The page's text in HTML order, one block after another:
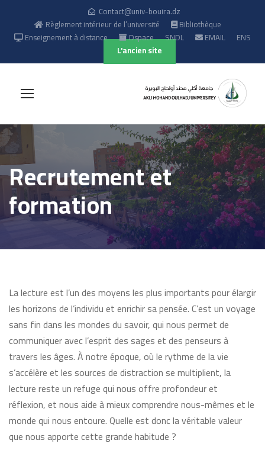
Contact@univ-bouira.dz
Règlement intérieur de l’université
Bibliothèque
Enseignement à distance
Dspace SNDL EMAIL
ENS
L'ancien site
Recrutement et
formation
La lecture est l’un des moyens les plus importants pour élargir
les horizons de l’individu et enrichir sa pensée. C’est un voyage
sans fin dans les mondes du savoir, qui nous permet de
communiquer avec l’esprit des sages et des penseurs à
travers les âges. À notre époque, où le rythme de la vie
s’accélère et les sources de distraction se multiplient, la
lecture reste un refuge qui nous offre profondeur et
réflexion, et nous aide à mieux comprendre nous-mêmes et le
monde qui nous entoure. Quelle est donc la véritable valeur
que nous apporte cette grande habitude ?